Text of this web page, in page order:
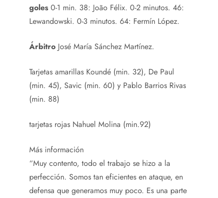
goles 0-1 min. 38: João Félix. 0-2 minutos. 46:
Lewandowski. 0-3 minutos. 64: Fermín López.
Árbitro José María Sánchez Martínez.
Tarjetas amarillas Koundé (min. 32), De Paul
(min. 45), Savic (min. 60) y Pablo Barrios Rivas
(min. 88)
tarjetas rojas Nahuel Molina (min.92)
Más información
“Muy contento, todo el trabajo se hizo a la
perfección. Somos tan eficientes en ataque, en
defensa que generamos muy poco. Es una parte